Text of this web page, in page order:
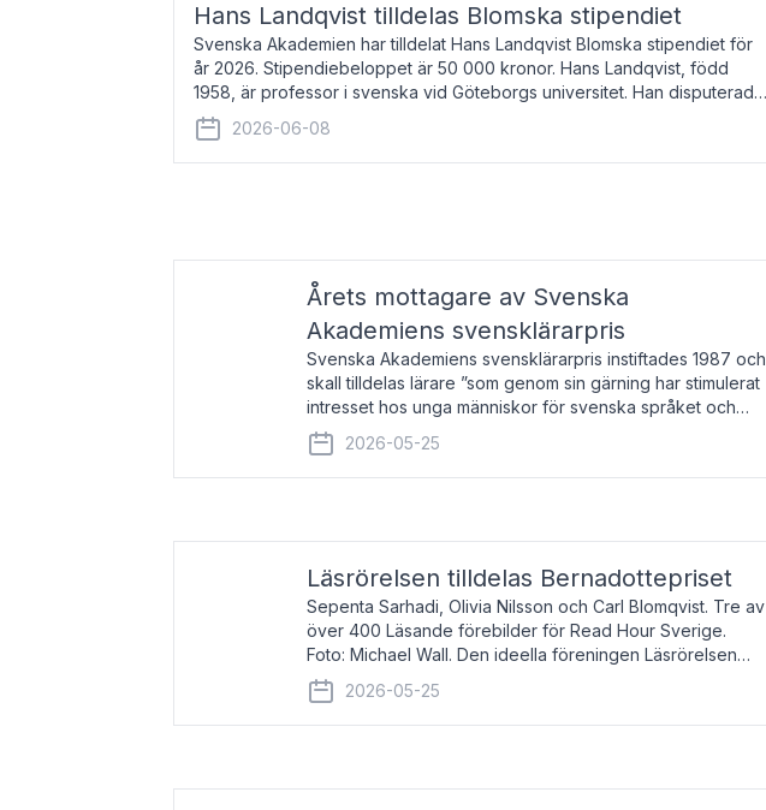
Hans Landqvist tilldelas Blomska stipendiet
Svenska Akademien har tilldelat Hans Landqvist Blomska stipendiet för
år 2026. Stipendiebeloppet är 50 000 kronor. Hans Landqvist, född
1958, är professor i svenska vid Göteborgs universitet. Han disputerade
år 2000 på avhandlingen Författn
2026-06-08
Årets mottagare av Svenska
Akademiens svensklärarpris
Svenska Akademiens svensklärarpris instiftades 1987 och
skall tilldelas lärare ”som genom sin gärning har stimulerat
intresset hos unga människor för svenska språket och
litteraturen”. Prisutdelning och samtal med pristagarna
äger rum under
2026-05-25
Läsrörelsen tilldelas Bernadottepriset
Sepenta Sarhadi, Olivia Nilsson och Carl Blomqvist. Tre av
över 400 Läsande förebilder för Read Hour Sverige.
Foto: Michael Wall. Den ideella föreningen Läsrörelsen
tilldelas Bernadottepriset 2026 för att den under ett kvarts
sekel gjort re
2026-05-25